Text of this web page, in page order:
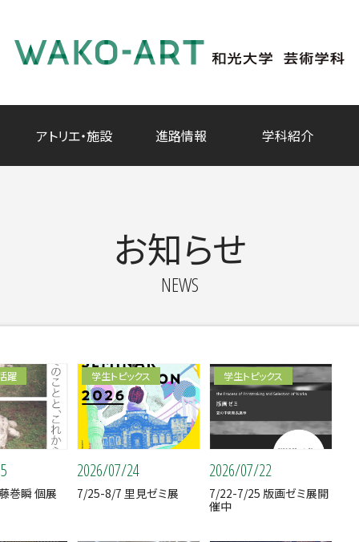
アトリエ・施設 進路情報 学科紹介
お知らせ
NEWS
躍
巻瞬 個展
学生トピックス
2026/07/24
7/25-8/7 里見ゼミ展
学生トピックス
2026/07/22
7/22-7/25 版画ゼミ展開
催中